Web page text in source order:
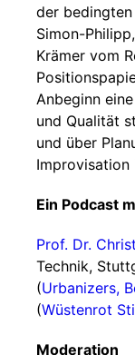
der bedingten
Simon-
Krämer vom
Anbeginn
und Qualität
und über
Improvisation
Ein Podcast
Prof. Dr.
Technik,
(Urbanizers,
(Wüstenrot
Moderation